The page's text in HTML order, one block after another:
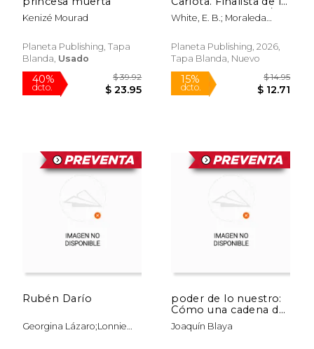
dcto. $ 18.66 dcto. $
Kenizé Mourad
Planeta Publishing, Tapa
Blanda, Usado
Medalla Newbery /
Charlotte's Web.
Finalist
White, E. B.; Moraleda
Planeta Publishing, 2026,
Tapa Blanda, Nuevo
Rubén Darío
Georgina Lázaro;Lonnie
poder de lo nuestro:
Cómo una cadena de
televisión transformó
a los Estados Unidos
Joaquín Blaya